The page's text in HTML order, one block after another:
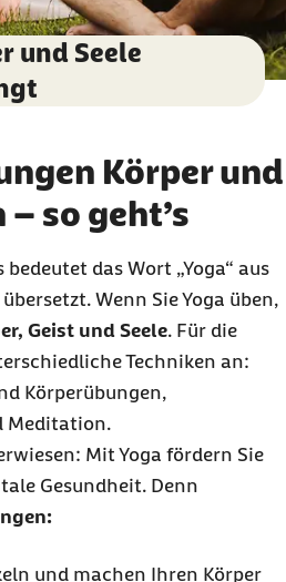
und Seele
Körper und
so geht’s
das Wort „Yoga“ aus
Wenn Sie Yoga üben,
Geist und Seele. Für die
Techniken an:
Körperübungen,
Meditation.
Mit Yoga fördern Sie
Gesundheit. Denn
und machen Ihren Körper